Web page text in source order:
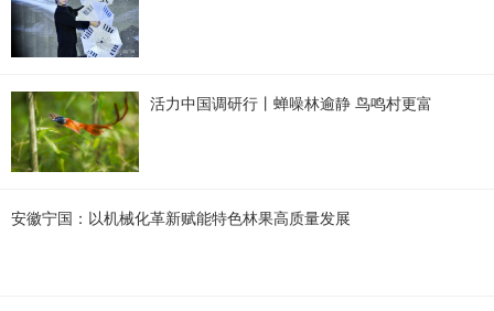
活力中国调研行丨蝉噪林逾静 鸟鸣村更富
安徽宁国：以机械化革新赋能特色林果高质量发展